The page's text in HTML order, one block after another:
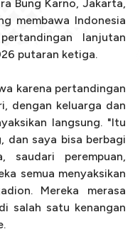
Bung Karno, Jakarta,
membawa Indonesia
lanjutan
putaran ketiga.
karena pertandingan
dengan keluarga dan
langsung. "Itu
dan saya bisa berbagi
saudari perempuan,
semua menyaksikan
Mereka merasa
salah satu kenangan